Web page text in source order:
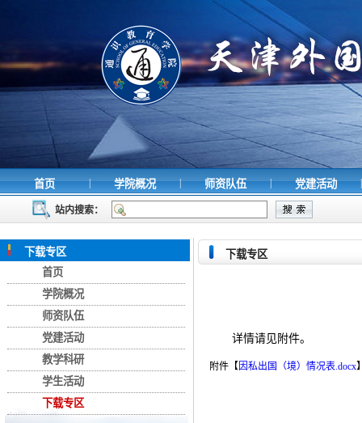
首页 | 学院概况 | 师资队伍 | 党建活动 |
站内搜索：
下载专区
首页
学院概况
师资队伍
党建活动
教学科研
学生活动
下载专区
下载专区
详情请见附件。
附件【因私出国（境）情况表.docx